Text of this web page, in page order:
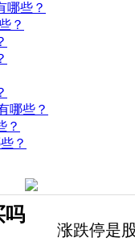
哪些？
？
哪些？
？
？
吗
涨跌停是股